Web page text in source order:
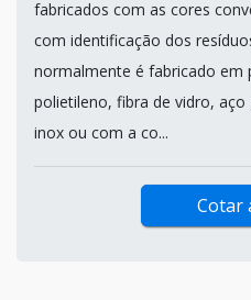
fabricados com as cores
com identificação dos
normalmente é fabricado em
polietileno, fibra de vidro,
inox ou com a co...
Cotar